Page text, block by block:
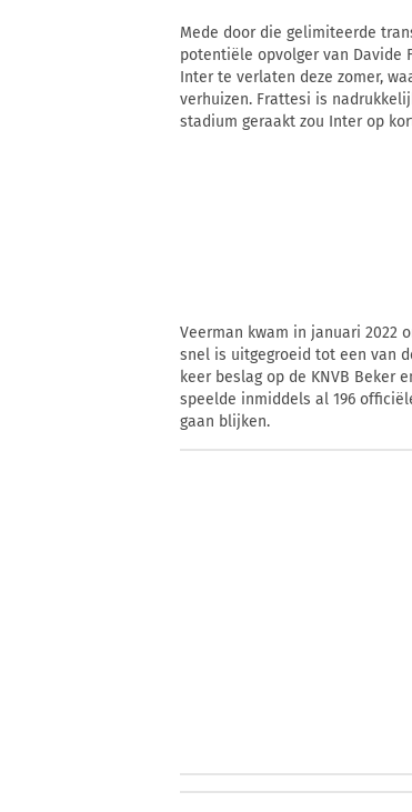
Mede door die gelimiteerde
potentiële opvolger van
Inter te verlaten deze zomer,
verhuizen. Frattesi is
stadium geraakt zou Inter op
Veerman kwam in januari 2022
snel is uitgegroeid tot een van
keer beslag op de KNVB Beker
speelde inmiddels al 196
gaan blijken.